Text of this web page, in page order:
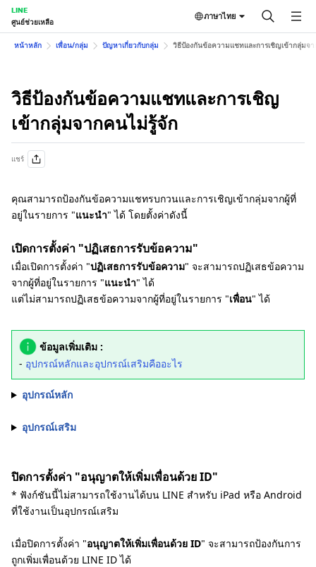
LINE
ศูนย์ช่วยเหลือ
ภาษาไทย
หน้าหลัก เพื่อน/กลุ่ม ปัญหาเกี่ยวกับกลุ่ม วิธีป้องกันข้อความแชทและการเชิญเข้ากลุ่มจ
วิธีป้องกันข้อความแชทและการเชิญ
เข้ากลุ่มจากคนไม่รู้จัก
แชร์
คุณสามารถป้องกันข้อความแชทรบกวนและการเชิญเข้ากลุ่มจากผู้ที่
อยู่ในรายการ "แนะนำ" ได้ โดยตั้งค่าดังนี้
เปิดการตั้งค่า "ปฏิเสธการรับข้อความ"
เมื่อเปิดการตั้งค่า "ปฏิเสธการรับข้อความ" จะสามารถปฏิเสธข้อความ
จากผู้ที่อยู่ในรายการ "แนะนำ" ได้
แต่ไม่สามารถปฏิเสธข้อความจากผู้ที่อยู่ในรายการ "เพื่อน" ได้
ข้อมูลเพิ่มเติม :
- อุปกรณ์หลักและอุปกรณ์เสริมคืออะไร
อุปกรณ์หลัก
อุปกรณ์เสริม
ปิดการตั้งค่า "อนุญาตให้เพิ่มเพื่อนด้วย ID"
* ฟังก์ชันนี้ไม่สามารถใช้งานได้บน LINE สำหรับ iPad หรือ Android
ที่ใช้งานเป็นอุปกรณ์เสริม
เมื่อปิดการตั้งค่า "อนุญาตให้เพิ่มเพื่อนด้วย ID" จะสามารถป้องกันการ
ถูกเพิ่มเพื่อนด้วย LINE ID ได้